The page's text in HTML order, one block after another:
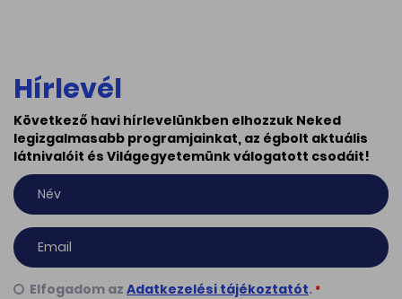
Hírlevél
Következő havi hírlevelünkben elhozzuk Neked
legizgalmasabb programjainkat, az égbolt aktuális
látnivalóit és Világegyetemünk válogatott csodáit!
Elfogadom az Adatkezelési tájékoztatót. *